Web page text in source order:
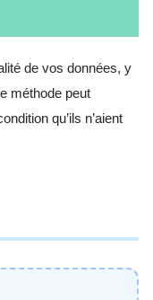
de vos données, y
méthode peut
qu’ils n’aient